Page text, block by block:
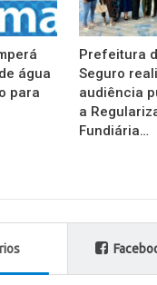
água
para
Prefeitura
Seguro
audiência
a
Fundiária…